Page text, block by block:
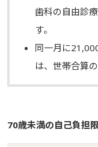
歯科の自由診
す。
同一月に
は、世帯合算
70歳未満の自己負担